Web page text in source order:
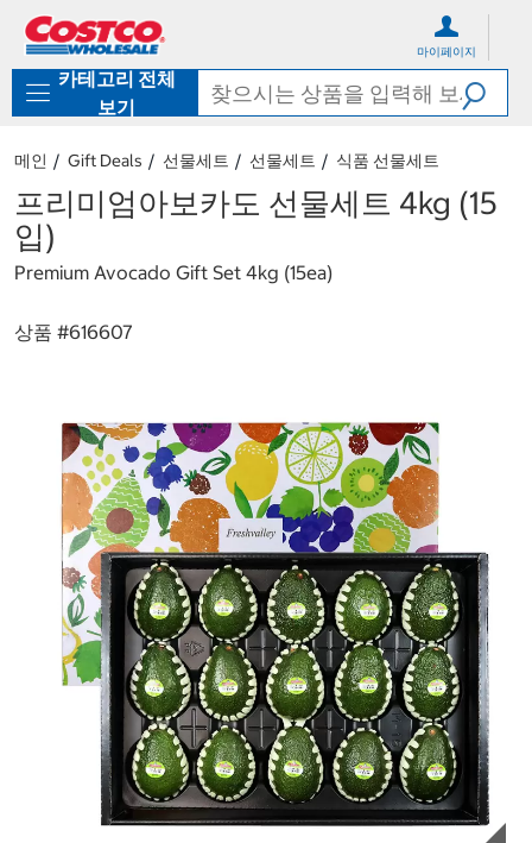
로
기
가
마이페이지
카테고리 전체
보기
메인 Gift Deals 선물세트 선물세트 식품 선물세트
프리미엄아보카도 선물세트 4kg (15
입)
Premium Avocado Gift Set 4kg (15ea)
상품 #616607